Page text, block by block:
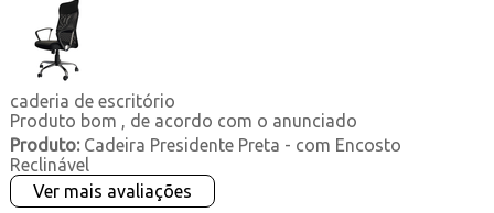
caderia de escritório
Produto bom , de acordo com o anunciado
Produto:Cadeira Presidente Preta - com Encosto
Reclinável
Ver mais avaliações